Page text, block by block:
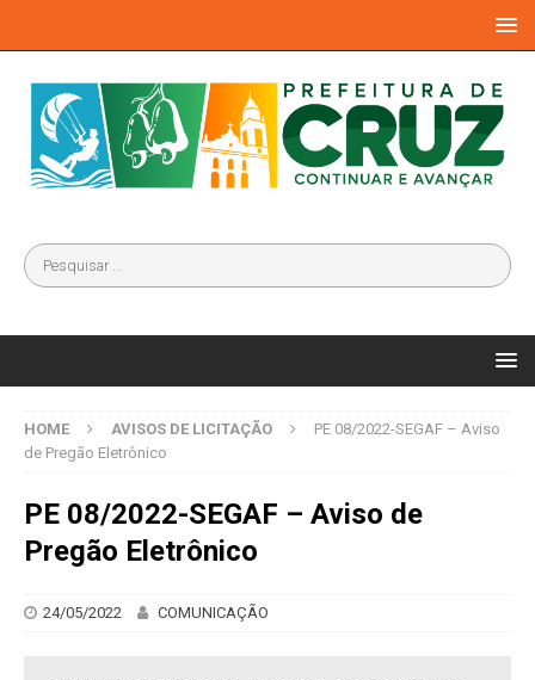
HOME AVISOS DE LICITAÇÃO
PE 08/2022-SEGAF – Aviso
de Pregão Eletrônico
PE 08/2022-SEGAF – Aviso de
Pregão Eletrônico
24/05/2022 COMUNICAÇÃO